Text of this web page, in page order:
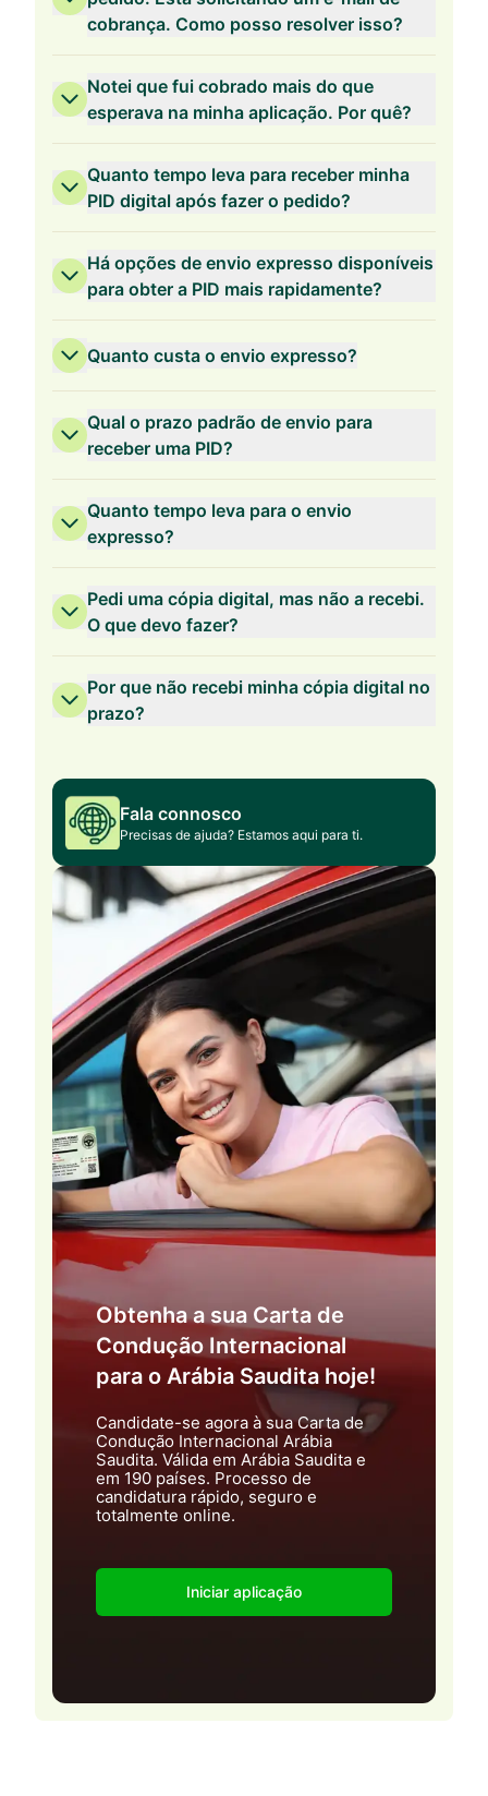
cobrança. Como posso resolver isso?
Notei que fui cobrado mais do que
esperava na minha aplicação. Por quê?
Quanto tempo leva para receber minha
PID digital após fazer o pedido?
Há opções de envio expresso disponíveis
para obter a PID mais rapidamente?
Quanto custa o envio expresso?
Qual o prazo padrão de envio para
receber uma PID?
Quanto tempo leva para o envio
expresso?
Pedi uma cópia digital, mas não a recebi.
O que devo fazer?
Por que não recebi minha cópia digital no
prazo?
Fala connosco
Precisas de ajuda? Estamos aqui para ti.
Obtenha a sua Carta de
Condução Internacional
para o Arábia Saudita hoje!
Candidate-se agora à sua Carta de
Condução Internacional Arábia
Saudita. Válida em Arábia Saudita e
em 190 países. Processo de
candidatura rápido, seguro e
totalmente online.
Iniciar aplicação